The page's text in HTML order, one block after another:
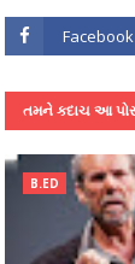
Facebook
તમને કદાચ આ
B.ED